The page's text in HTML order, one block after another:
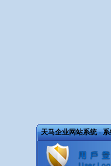
天马企业网站系统 -